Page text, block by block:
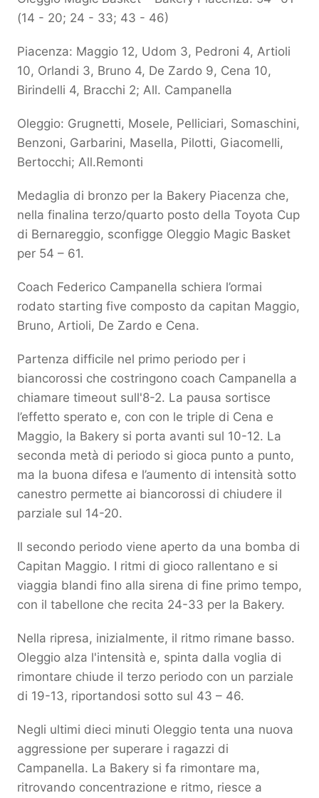
(14 - 20; 24 - 33; 43 - 46)
Piacenza: Maggio 12, Udom 3, Pedroni 4, Artioli
10, Orlandi 3, Bruno 4, De Zardo 9, Cena 10,
Birindelli 4, Bracchi 2; All. Campanella
Oleggio: Grugnetti, Mosele, Pelliciari, Somaschini,
Benzoni, Garbarini, Masella, Pilotti, Giacomelli,
Bertocchi; All.Remonti
Medaglia di bronzo per la Bakery Piacenza che,
nella finalina terzo/quarto posto della Toyota Cup
di Bernareggio, sconfigge Oleggio Magic Basket
per 54 – 61.
Coach Federico Campanella schiera l’ormai
rodato starting five composto da capitan Maggio,
Bruno, Artioli, De Zardo e Cena.
Partenza difficile nel primo periodo per i
biancorossi che costringono coach Campanella a
chiamare timeout sull'8-2. La pausa sortisce
l’effetto sperato e, con con le triple di Cena e
Maggio, la Bakery si porta avanti sul 10-12. La
seconda metà di periodo si gioca punto a punto,
ma la buona difesa e l’aumento di intensità sotto
canestro permette ai biancorossi di chiudere il
parziale sul 14-20.
Il secondo periodo viene aperto da una bomba di
Capitan Maggio. I ritmi di gioco rallentano e si
viaggia blandi fino alla sirena di fine primo tempo,
con il tabellone che recita 24-33 per la Bakery.
Nella ripresa, inizialmente, il ritmo rimane basso.
Oleggio alza l'intensità e, spinta dalla voglia di
rimontare chiude il terzo periodo con un parziale
di 19-13, riportandosi sotto sul 43 – 46.
Negli ultimi dieci minuti Oleggio tenta una nuova
aggressione per superare i ragazzi di
Campanella. La Bakery si fa rimontare ma,
ritrovando concentrazione e ritmo, riesce a